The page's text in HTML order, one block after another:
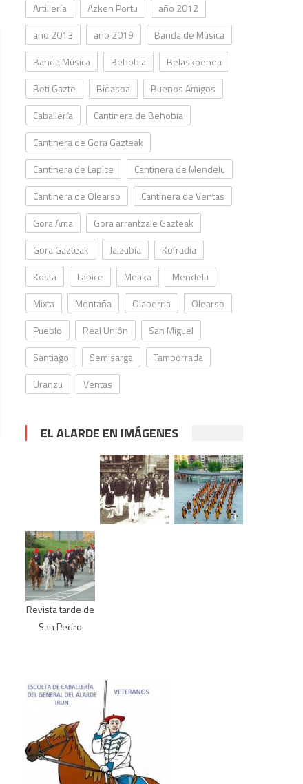
Artillería
Azken Portu
año 2012
año 2013
año 2019
Banda de Música
Banda Música
Behobia
Belaskoenea
Beti Gazte
Bidasoa
Buenos Amigos
Caballería
Cantinera de Behobia
Cantinera de Gora Gazteak
Cantinera de Lapice
Cantinera de Mendelu
Cantinera de Olearso
Cantinera de Ventas
Gora Ama
Gora arrantzale Gazteak
Gora Gazteak
Jaizubía
Kofradia
Kosta
Lapice Meaka
Mendelu
Mixta
Montaña Olaberria
Olearso
Pueblo
Real Unión
San Miguel
Santiago
Semisarga
Tamborrada
Uranzu
Ventas
EL ALARDE EN IMÁGENES
Revista tarde de
San Pedro